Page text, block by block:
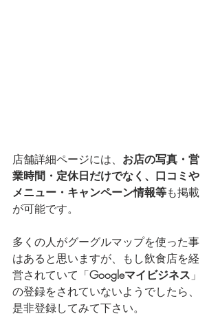
店舗詳細ページには、 お店の写真・営
業時間・定休日だけでなく、口コミや
メニュー・キャンペーン情報等も掲載
が可能です。
多くの人がグーグルマップを使った事
はあると思いますが、もし飲食店を経
営されていて「Googleマイビジネス 」
の登録をされていないようでしたら、
是非登録してみて下さい。